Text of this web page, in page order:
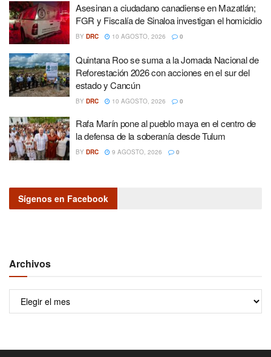
Asesinan a ciudadano canadiense en Mazatlán;
FGR y Fiscalía de Sinaloa investigan el homicidio
BY DRC 10 AGOSTO, 2026 0
Quintana Roo se suma a la Jornada Nacional de
Reforestación 2026 con acciones en el sur del
estado y Cancún
BY DRC 10 AGOSTO, 2026 0
Rafa Marín pone al pueblo maya en el centro de
la defensa de la soberanía desde Tulum
BY DRC 9 AGOSTO, 2026 0
Sígenos en Facebook
Archivos